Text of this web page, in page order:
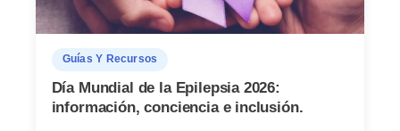
Guías Y Recursos
Día Mundial de la Epilepsia 2026:
información, conciencia e inclusión.